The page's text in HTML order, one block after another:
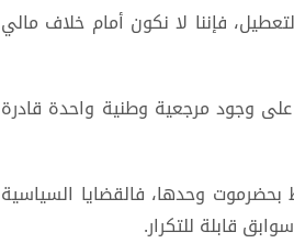
فإننا لا نكون أمام خلاف مالي
على وجود مرجعية وطنية واحدة قادرة
وحدها، فالقضايا السياسية
قابلة للتكرار.